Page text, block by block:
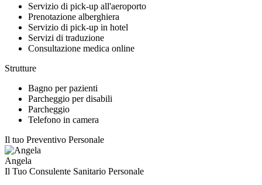
Servizio di pick-up all'aeroporto
Prenotazione alberghiera
Servizio di pick-up in hotel
Servizi di traduzione
Consultazione medica online
Strutture
Bagno per pazienti
Parcheggio per disabili
Parcheggio
Telefono in camera
Il tuo Preventivo Personale
Angela
Il Tuo Consulente Sanitario Personale